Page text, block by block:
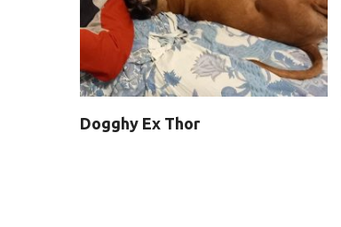
Dogghy Ex Thor